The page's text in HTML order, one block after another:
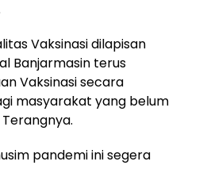
Vaksinasi dilapisan
Banjarmasin terus
Vaksinasi secara
masyarakat yang belum
pandemi ini segera